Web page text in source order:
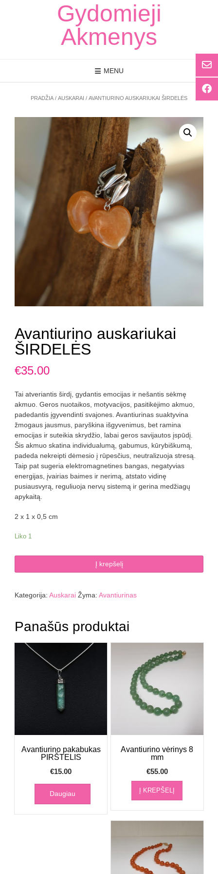
Gydomieji
Akmenys
MENU
PRADŽIA / AUSKARAI / AVANTIURINO AUSKARIUKAI ŠIRDELĖS
Avantiurino auskariukai
ŠIRDELĖS
€35.00
Tai atveriantis širdį, gydantis emocijas ir nešantis sėkmę
akmuo. Geros nuotaikos, motyvacijos, pasitikėjimo akmuo,
padedantis įgyvendinti svajones. Avantiurinas suaktyvina
žmogaus jausmus, paryškina išgyvenimus, bet ramina
emocijas ir suteikia skrydžio, labai geros savijautos įspūdį.
Šis akmuo skatina individualumą, gabumus, kūrybiškumą,
padeda nekreipti dėmesio į rūpesčius, neutralizuoja stresą.
Taip pat sugeria elektromagnetines bangas, negatyvias
energijas, įvairias baimes ir nerimą, atstato vidinę
pusiausvyrą, reguliuoja nervų sistemą ir gerina medžiagų
apykaitą.
2 x 1 x 0,5 cm
Liko 1
kiekis:
auskariukai
ŠIRDELĖS
Į krepšelį
Kategorija: Auskarai Žyma: Avantiurinas
Panašūs produktai
Avantiurino pakabukas
PIRŠTELIS
€15.00
Daugiau
Avantiurino vėrinys 8
mm
€55.00
Į KREPŠELĮ